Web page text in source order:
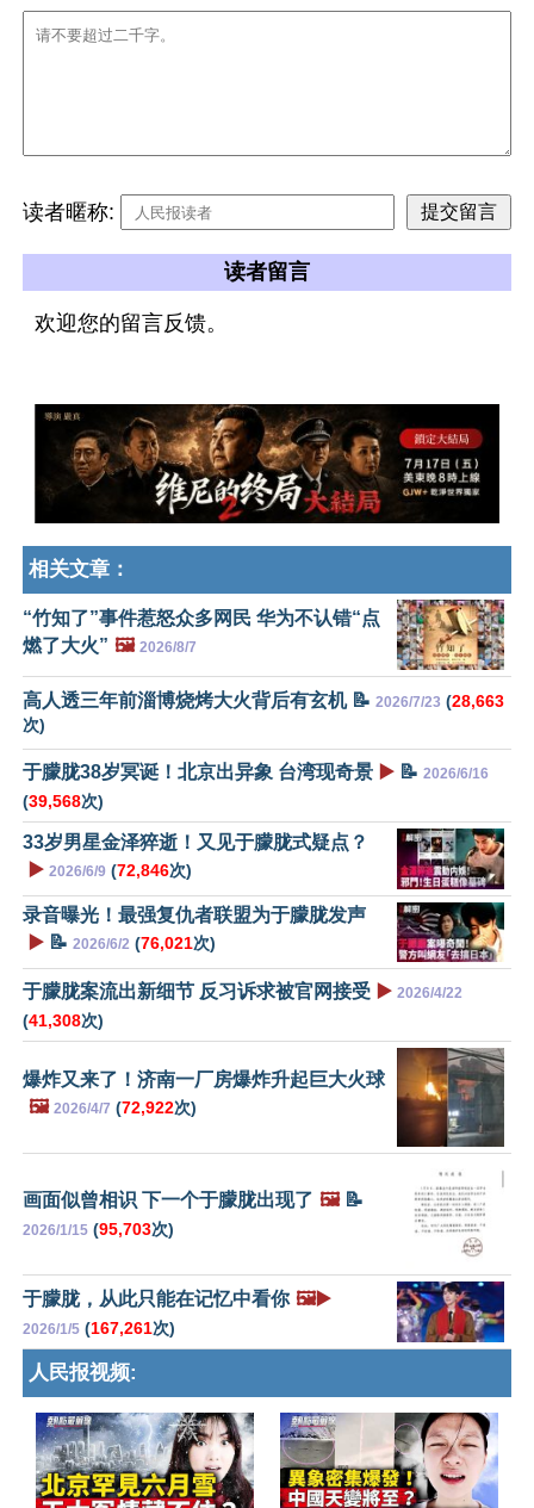
读者暱称:
读者留言
欢迎您的留言反馈。
相关文章：
“竹知了”事件惹怒众多网民 华为不认错“点
燃了大火” 🖼️ 2026/8/7
高人透三年前淄博烧烤大火背后有玄机 📝 2026/7/23 (28,663
次)
于朦胧38岁冥诞！北京出异象 台湾现奇景 ▶️ 📝 2026/6/16
(39,568次)
33岁男星金泽猝逝！又见于朦胧式疑点？
▶️ 2026/6/9 (72,846次)
录音曝光！最强复仇者联盟为于朦胧发声
▶️ 📝 2026/6/2 (76,021次)
于朦胧案流出新细节 反习诉求被官网接受 ▶️ 2026/4/22
(41,308次)
爆炸又来了！济南一厂房爆炸升起巨大火球
🖼️ 2026/4/7 (72,922次)
画面似曾相识 下一个于朦胧出现了 🖼️📝
2026/1/15 (95,703次)
于朦胧，从此只能在记忆中看你 🖼️▶️
2026/1/5 (167,261次)
人民报视频: